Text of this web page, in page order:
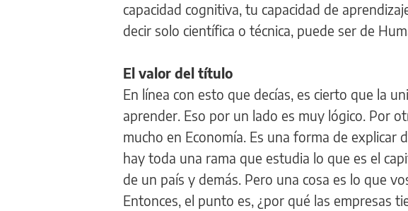
capacidad cognitiva, tu capacidad de
decir solo científica o técnica, puede ser de
El valor del título
En línea con esto que decías, es cierto que la
aprender. Eso por un lado es muy lógico. Por
mucho en Economía. Es una forma de explicar
hay toda una rama que estudia lo que es el
de un país y demás. Pero una cosa es lo que
Entonces, el punto es, ¿por qué las empresas